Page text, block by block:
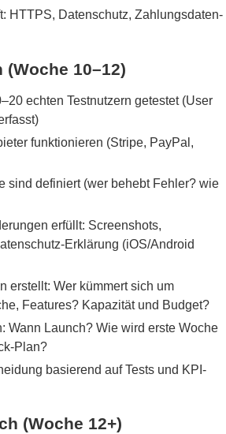
HTTPS, Datenschutz, Zahlungsdaten-
(Woche 10–12)
echten Testnutzern getestet (User
funktionieren (Stripe, PayPal,
sind definiert (wer behebt Fehler? wie
erfüllt: Screenshots,
Erklärung (iOS/Android
erstellt: Wer kümmert sich um
Features? Kapazität und Budget?
Wann Launch? Wie wird erste Woche
Plan?
basierend auf Tests und KPI-
(Woche 12+)